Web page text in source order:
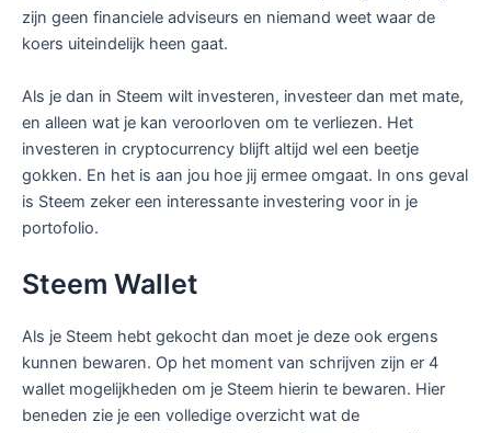
zijn geen financiele adviseurs en niemand weet waar de
koers uiteindelijk heen gaat.
Als je dan in Steem wilt investeren, investeer dan met mate,
en alleen wat je kan veroorloven om te verliezen. Het
investeren in cryptocurrency blijft altijd wel een beetje
gokken. En het is aan jou hoe jij ermee omgaat. In ons geval
is Steem zeker een interessante investering voor in je
portofolio.
Steem Wallet
Als je Steem hebt gekocht dan moet je deze ook ergens
kunnen bewaren. Op het moment van schrijven zijn er 4
wallet mogelijkheden om je Steem hierin te bewaren. Hier
beneden zie je een volledige overzicht wat de